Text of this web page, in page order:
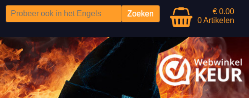
€ 0.00
0 Artikelen